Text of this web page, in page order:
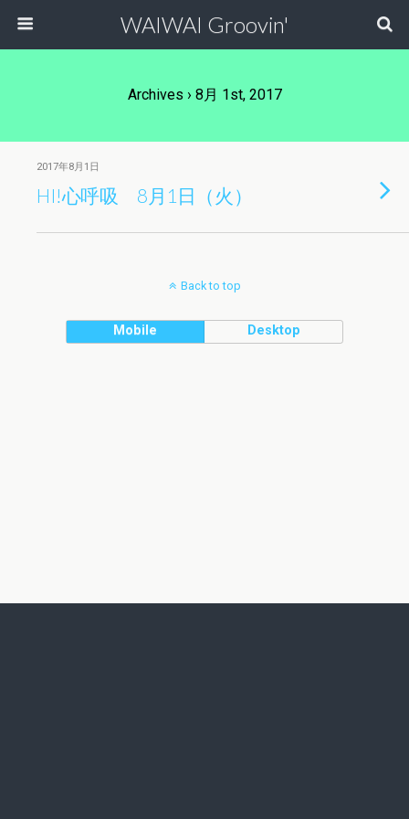
WAIWAI Groovin'
Archives › 8月 1st, 2017
2017年8月1日
HI!心呼吸 8月1日（火）
Back to top
Mobile Desktop